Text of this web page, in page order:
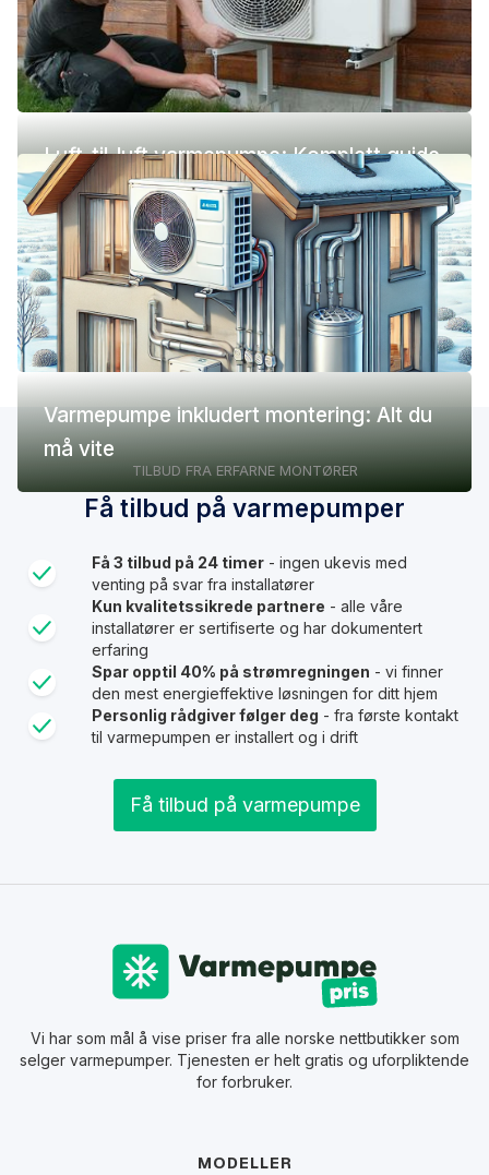
Luft-til-luft varmepumpe: Komplett guide
(pris, fordeler og ulemper)
Varmepumpe inkludert montering: Alt du
må vite
TILBUD FRA ERFARNE MONTØRER
Få tilbud på varmepumper
Få 3 tilbud på 24 timer - ingen ukevis med
venting på svar fra installatører
Kun kvalitetssikrede partnere - alle våre
installatører er sertifiserte og har dokumentert
erfaring
Spar opptil 40% på strømregningen - vi finner
den mest energieffektive løsningen for ditt hjem
Personlig rådgiver følger deg - fra første kontakt
til varmepumpen er installert og i drift
Få tilbud på varmepumpe
Vi har som mål å vise priser fra alle norske nettbutikker som
selger varmepumper. Tjenesten er helt gratis og uforpliktende
for forbruker.
MODELLER